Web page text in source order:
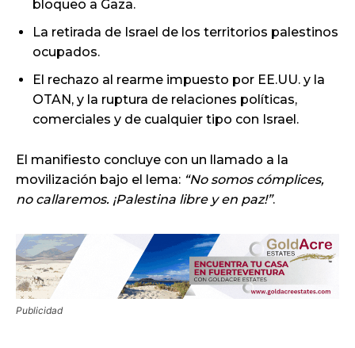
bloqueo a Gaza.
La retirada de Israel de los territorios palestinos
ocupados.
El rechazo al rearme impuesto por EE.UU. y la
OTAN, y la ruptura de relaciones políticas,
comerciales y de cualquier tipo con Israel.
El manifiesto concluye con un llamado a la
movilización bajo el lema: “No somos cómplices,
no callaremos. ¡Palestina libre y en paz!”.
Publicidad